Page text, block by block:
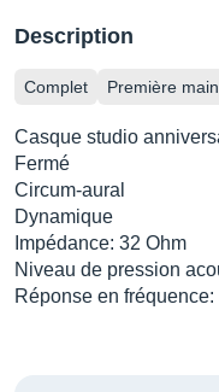
Description
Complet Première main
Casque studio
Fermé
Circum-aural
Dynamique
Impédance: 32 Ohm
Niveau de pression
Réponse en